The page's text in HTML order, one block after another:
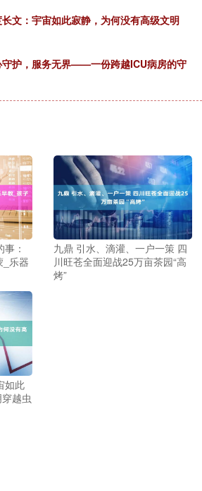
文：宇宙如此寂静，为何没有高级文明
守护，服务无界——一份跨越ICU病房的守
：
_乐器
九鼎 引水、滴灌、一户一策 四
川旺苍全面迎战25万亩茶园“高
烤”
如此
越虫